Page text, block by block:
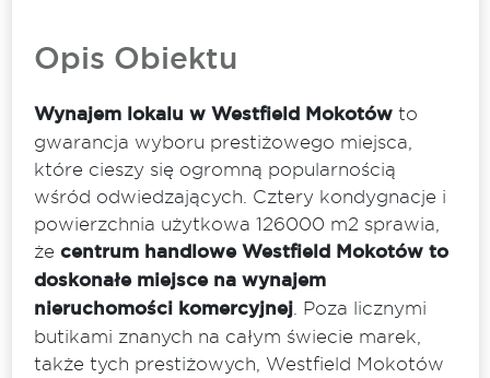
Opis Obiektu
Wynajem lokalu w Westfield Mokotówto
gwarancja wyboru prestiżowego miejsca,
które cieszy się ogromną popularnością
wśród odwiedzających. Cztery kondygnacje i
powierzchnia użytkowa 126000 m2 sprawia,
że centrum handlowe Westfield Mokotów to
doskonałe miejsce na wynajem
nieruchomości komercyjnej. Poza licznymi
butikami znanych na całym świecie marek,
także tych prestiżowych, Westfield Mokotów